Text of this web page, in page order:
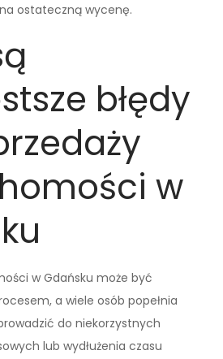
ostateczną wycenę.
błędy
w
w Gdańsku może być
a wiele osób popełnia
do niekorzystnych
lub wydłużenia czasu